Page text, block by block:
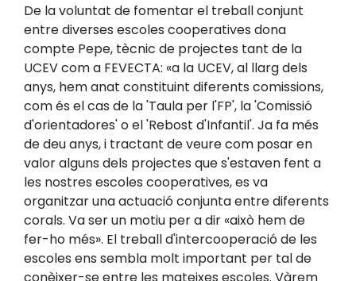
De la voluntat de fomentar el treball conjunt
entre diverses escoles cooperatives dona
compte Pepe, tècnic de projectes tant de la
UCEV com a FEVECTA: «a la UCEV, al llarg dels
anys, hem anat constituint diferents comissions,
com és el cas de la 'Taula per l'FP', la 'Comissió
d'orientadores' o el 'Rebost d'Infantil'. Ja fa més
de deu anys, i tractant de veure com posar en
valor alguns dels projectes que s'estaven fent a
les nostres escoles cooperatives, es va
organitzar una actuació conjunta entre diferents
corals. Va ser un motiu per a dir «això hem de
fer-ho més». El treball d'intercooperació de les
escoles ens sembla molt important per tal de
conèixer-se entre les mateixes escoles. Vàrem